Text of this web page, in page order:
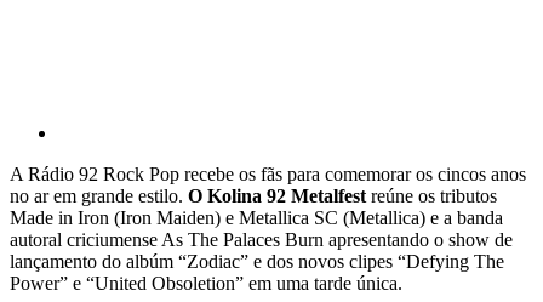
A Rádio 92 Rock Pop recebe os fãs para comemorar os cincos anos
no ar em grande estilo. O Kolina 92 Metalfestreúne os tributos
Made in Iron (Iron Maiden) e Metallica SC (Metallica) e a banda
autoral criciumense As The Palaces Burn apresentando o show de
lançamento do albúm “Zodiac” e dos novos clipes “Defying The
Power” e “United Obsoletion” em uma tarde única.